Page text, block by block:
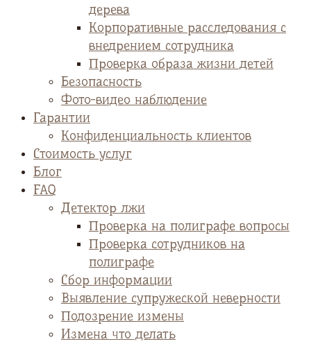
дерева
Корпоративные расследования с
внедрением сотрудника
Проверка образа жизни детей
Безопасность
Фото-видео наблюдение
Гарантии
Конфиденциальность клиентов
Стоимость услуг
Блог
FAQ
Детектор лжи
Проверка на полиграфе вопросы
Проверка сотрудников на
полиграфе
Сбор информации
Выявление супружеской неверности
Подозрение измены
Измена что делать